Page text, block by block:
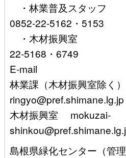
・林業普及ス
0852-22-5162・5153
・木材振興
22-5168・6749
E-mail
林業課（木材振興室除く）
ringyo@pref.shimane.lg.jp
木材振興室 mokuzai-
島根県緑化センター（管理